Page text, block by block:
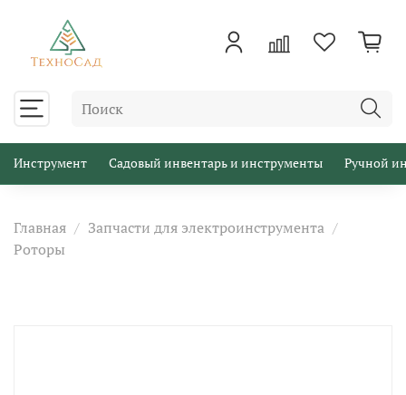
Инструмент Садовый инвентарь и инструменты Ручной
Главная
Запчасти для электроинструмента
Роторы